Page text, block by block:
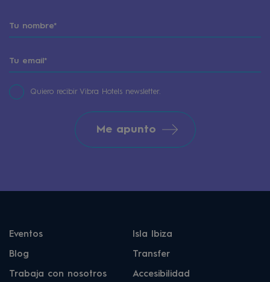
Quiero recibir Vibra Hotels newsletter.
Me apunto
Eventos Isla Ibiza
Blog Transfer
Trabaja con nosotros Accesibilidad